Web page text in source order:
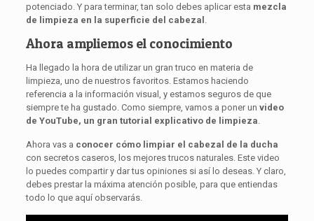
potenciado. Y para terminar, tan solo debes aplicar esta mezcla
de limpieza en la superficie del cabezal
Ahora ampliemos el conocimiento
Ha llegado la hora de utilizar un gran truco en materia de
limpieza, uno de nuestros favoritos. Estamos haciendo
referencia a la información visual, y estamos seguros de que
siempre te ha gustado. Como siempre, vamos a poner un video
de YouTube, un gran tutorial explicativo de limpieza
Ahora vas a conocer cómo limpiar el cabezal de la ducha
con secretos caseros, los mejores trucos naturales. Este video
lo puedes compartir y dar tus opiniones si así lo deseas. Y claro,
debes prestar la máxima atención posible, para que entiendas
todo lo que aquí observarás.